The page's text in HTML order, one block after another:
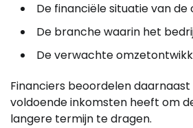
De financiële situatie van
De branche waarin het
De verwachte
Financiers beoordelen
voldoende inkomsten heeft om
langere termijn te dragen.